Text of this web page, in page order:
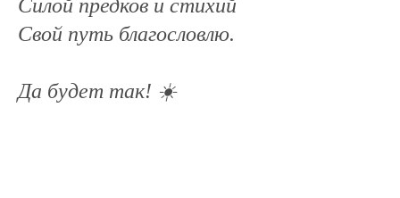
Силой предков и стихий
Свой путь благословлю.
Да будет так! ☀️